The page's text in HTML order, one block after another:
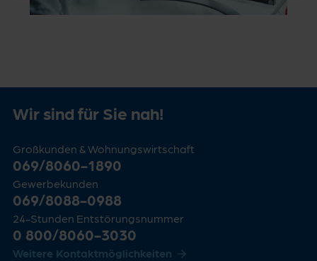
Wir sind für Sie nah!
Großkunden & Wohnungswirtschaft
069/8060-1890
Gewerbekunden
069/8088-0988
24-Stunden Entstörungsnummer
0 800/8060-3030
Weitere Kontaktmöglichkeiten